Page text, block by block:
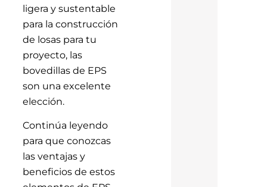
ligera y sustentable
para la construcción
de losas para tu
proyecto, las
bovedillas de EPS
son una excelente
elección.
Continúa leyendo
para que conozcas
las ventajas y
beneficios de estos